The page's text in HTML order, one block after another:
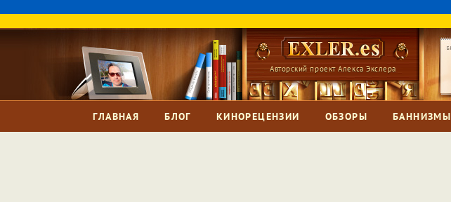
Авторский проект Алекса Экслера
ГЛАВНАЯ БЛОГ КИНОРЕЦЕНЗИИ ОБЗОРЫ БАННИЗМЫ